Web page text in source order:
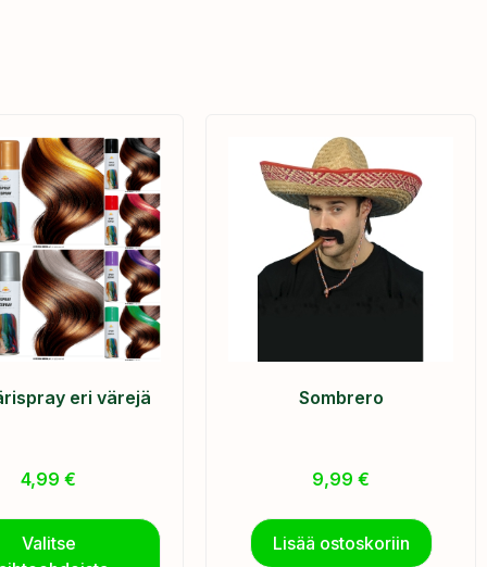
eri värejä
4,99€
Valitse
Sombrero
9,99€
Lisää ostoskoriin